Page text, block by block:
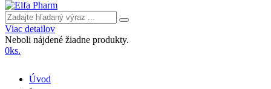
Viac detailov
Neboli nájdené žiadne produkty.
0ks.
Úvod